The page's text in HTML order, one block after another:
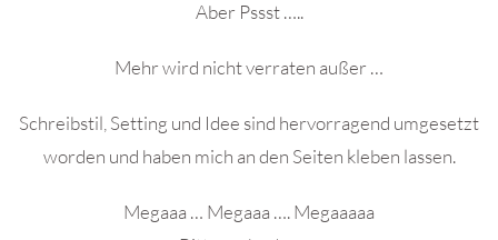
Aber Pssst …..
Mehr wird nicht verraten außer …
Schreibstil, Setting und Idee sind hervorragend umgesetzt
worden und haben mich an den Seiten kleben lassen.
Megaaa … Megaaa …. Megaaaaa